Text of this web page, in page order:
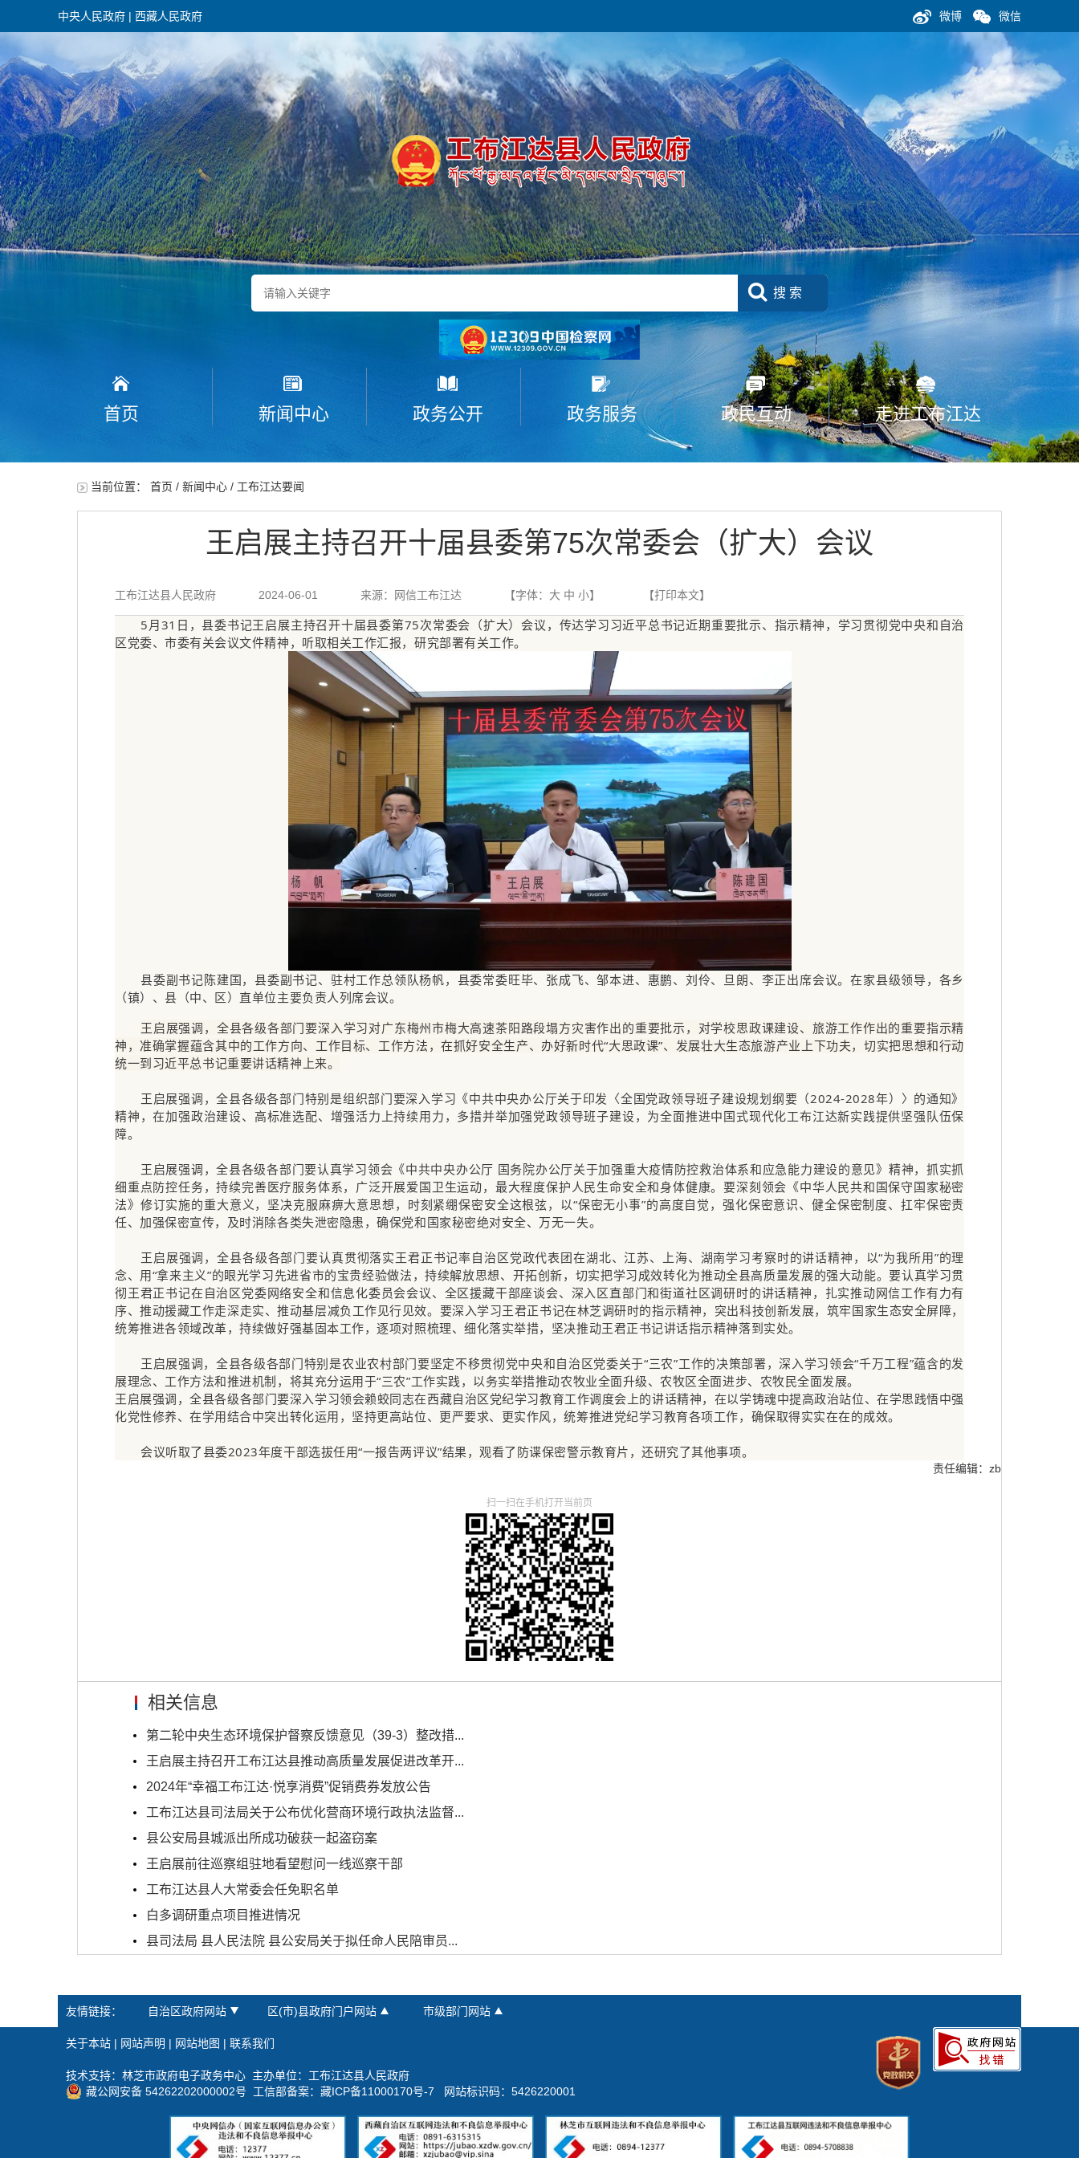
中央人民政府 | 西藏人民政府 微博 微信
搜 索
首页 新闻中心 政务公开 政务服务 政民互动 走进工布江达
当前位置： 首页 / 新闻中心 / 工布江达要闻
王启展主持召开十届县委第75次常委会（扩大）会议
工布江达县人民政府 2024-06-01 来源：网信工布江达 【字体： 大 中 小】 【打印本文】
5月31日，县委书记王启展主持召开十届县委第75次常委会（扩大）会议，传达学习习近平总书记近期重要批示、指示精神，学习贯彻党中央和自治
区党委、市委有关会议文件精神，听取相关工作汇报，研究部署有关工作。
县委副书记陈建国，县委副书记、驻村工作总领队杨帆，县委常委旺毕、张成飞、邹本进、惠鹏、刘伶、旦朗、李正出席会议。在家县级领导，各乡
（镇）、县（中、区）直单位主要负责人列席会议。
王启展强调，全县各级各部门要深入学习对广东梅州市梅大高速茶阳路段塌方灾害作出的重要批示，对学校思政课建设、旅游工作作出的重要指示精
神，准确掌握蕴含其中的工作方向、工作目标、工作方法，在抓好安全生产、办好新时代“大思政课”、发展壮大生态旅游产业上下功夫，切实把思想和行动
统一到习近平总书记重要讲话精神上来。
王启展强调，全县各级各部门特别是组织部门要深入学习《中共中央办公厅关于印发〈全国党政领导班子建设规划纲要（2024-2028年）〉的通知》
精神，在加强政治建设、高标准选配、增强活力上持续用力，多措并举加强党政领导班子建设，为全面推进中国式现代化工布江达新实践提供坚强队伍保
障。
王启展强调，全县各级各部门要认真学习领会《中共中央办公厅 国务院办公厅关于加强重大疫情防控救治体系和应急能力建设的意见》精神，抓实抓
细重点防控任务，持续完善医疗服务体系，广泛开展爱国卫生运动，最大程度保护人民生命安全和身体健康。要深刻领会《中华人民共和国保守国家秘密
法》修订实施的重大意义，坚决克服麻痹大意思想，时刻紧绷保密安全这根弦，以“保密无小事”的高度自觉，强化保密意识、健全保密制度、扛牢保密责
任、加强保密宣传，及时消除各类失泄密隐患，确保党和国家秘密绝对安全、万无一失。
王启展强调，全县各级各部门要认真贯彻落实王君正书记率自治区党政代表团在湖北、江苏、上海、湖南学习考察时的讲话精神，以“为我所用”的理
念、用“拿来主义”的眼光学习先进省市的宝贵经验做法，持续解放思想、开拓创新，切实把学习成效转化为推动全县高质量发展的强大动能。要认真学习贯
彻王君正书记在自治区党委网络安全和信息化委员会会议、全区援藏干部座谈会、深入区直部门和街道社区调研时的讲话精神，扎实推动网信工作有力有
序、推动援藏工作走深走实、推动基层减负工作见行见效。要深入学习王君正书记在林芝调研时的指示精神，突出科技创新发展，筑牢国家生态安全屏障，
统筹推进各领域改革，持续做好强基固本工作，逐项对照梳理、细化落实举措，坚决推动王君正书记讲话指示精神落到实处。
王启展强调，全县各级各部门特别是农业农村部门要坚定不移贯彻党中央和自治区党委关于“三农”工作的决策部署，深入学习领会“千万工程”蕴含的发
展理念、工作方法和推进机制，将其充分运用于“三农”工作实践，以务实举措推动农牧业全面升级、农牧区全面进步、农牧民全面发展。
王启展强调，全县各级各部门要深入学习领会赖蛟同志在西藏自治区党纪学习教育工作调度会上的讲话精神，在以学铸魂中提高政治站位、在学思践悟中强
化党性修养、在学用结合中突出转化运用，坚持更高站位、更严要求、更实作风，统筹推进党纪学习教育各项工作，确保取得实实在在的成效。
会议听取了县委2023年度干部选拔任用“一报告两评议”结果，观看了防谍保密警示教育片，还研究了其他事项。
责任编辑：zb
扫一扫在手机打开当前页
相关信息
第二轮中央生态环境保护督察反馈意见（39-3）整改措...
王启展主持召开工布江达县推动高质量发展促进改革开...
2024年“幸福工布江达·悦享消费”促销费券发放公告
工布江达县司法局关于公布优化营商环境行政执法监督...
县公安局县城派出所成功破获一起盗窃案
王启展前往巡察组驻地看望慰问一线巡察干部
工布江达县人大常委会任免职名单
白多调研重点项目推进情况
县司法局 县人民法院 县公安局关于拟任命人民陪审员...
友情链接： 自治区政府网站 区(市)县政府门户网站 市级部门网站
关于本站 | 网站声明 | 网站地图 | 联系我们
技术支持：林芝市政府电子政务中心 主办单位：工布江达县人民政府
藏公网安备 54262202000002号 工信部备案： 藏ICP备11000170号-7 网站标识码：5426220001